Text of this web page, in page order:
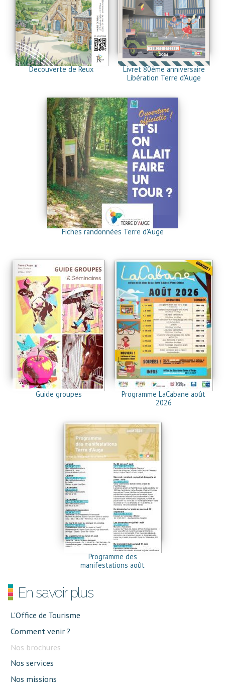
En savoir plus
L'Office de Tourisme
Comment venir ?
Nos brochures
Nos services
Nos missions
Decouverte de Reux
Livret 80ème anniversaire
Libération Terre d'Auge
Fiches randonnées Terre d'Auge
Guide groupes
Programme LaCabane août
2026
Programme des
manifestations août